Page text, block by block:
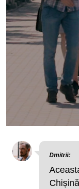
Dmitrii: